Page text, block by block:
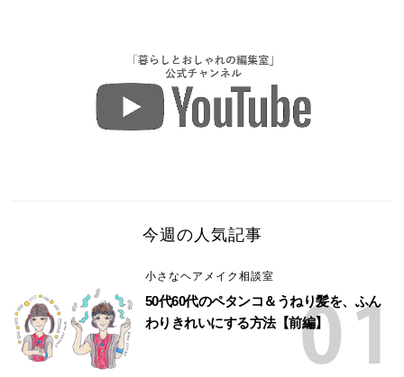
今週の人気記事
小さなヘアメイク相談室
50代60代のペタンコ＆うねり髪を、ふん
わりきれいにする方法【前編】